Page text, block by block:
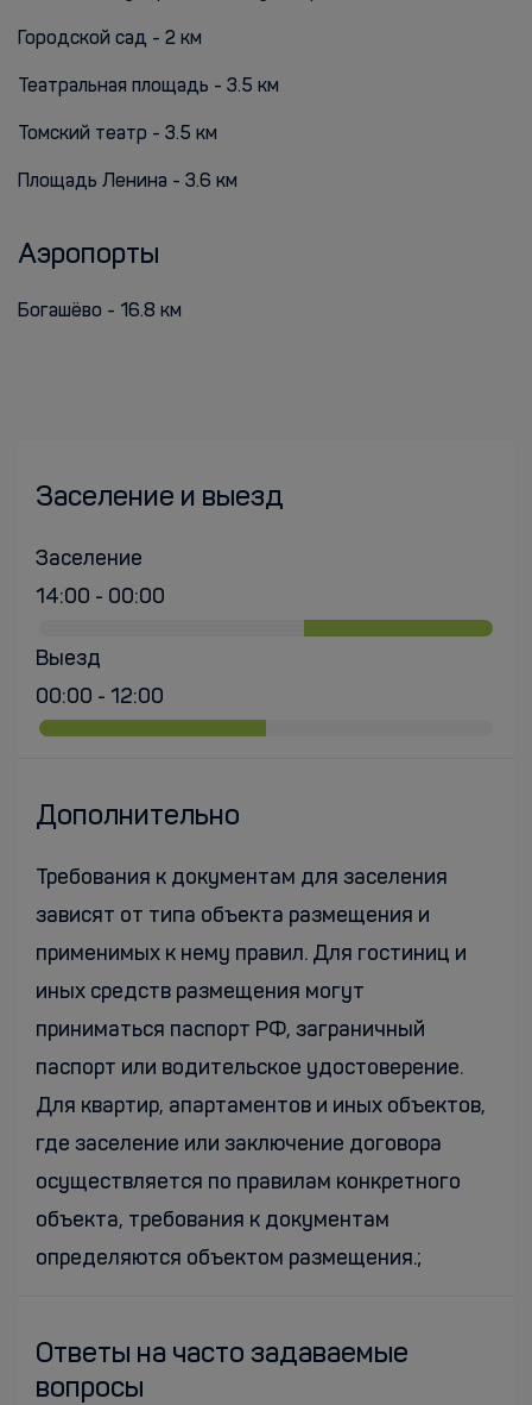
Городской сад - 2 км
Театральная площадь - 3.5 км
Томский театр - 3.5 км
Площадь Ленина - 3.6 км
Аэропорты
Богашёво - 16.8 км
Заселение и выезд
Заселение
14:00 - 00:00
Выезд
00:00 - 12:00
Дополнительно
Требования к документам для заселения
зависят от типа объекта размещения и
применимых к нему правил. Для гостиниц и
иных средств размещения могут
приниматься паспорт РФ, заграничный
паспорт или водительское удостоверение.
Для квартир, апартаментов и иных объектов,
где заселение или заключение договора
осуществляется по правилам конкретного
объекта, требования к документам
определяются объектом размещения.;
Ответы на часто задаваемые
вопросы